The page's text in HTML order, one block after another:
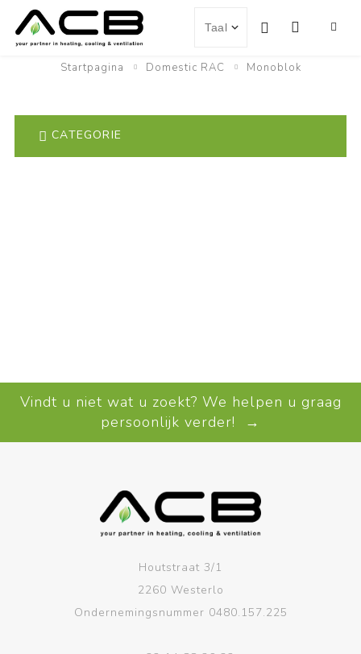
Startpagina Domestic RAC Monoblok
CATEGORIE
Vindt u niet wat u zoekt? We helpen u graag
persoonlijk verder! →
Houtstraat 3/1
2260 Westerlo
Ondernemingsnummer 0480.157.225